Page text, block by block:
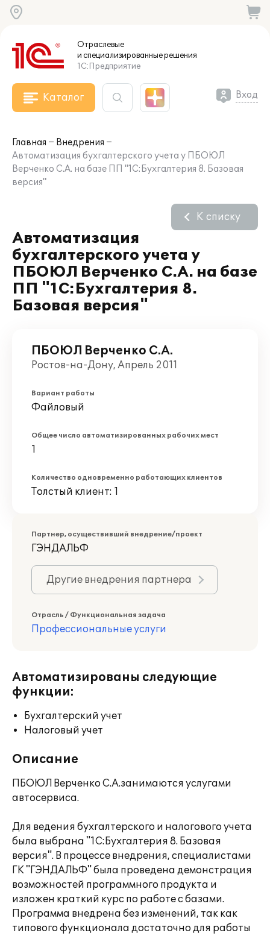
Отраслевые
и специализированныерешения
1С:Предприятие
Каталог Вход
Главная
Внедрения
Автоматизация бухгалтерского учета у ПБОЮЛ
Верченко С.А. на базе ПП "1С:Бухгалтерия 8. Базовая
версия"
Автоматизация
бухгалтерского учета у
ПБОЮЛ Верченко С.А. на базе
ПП "1С:Бухгалтерия 8.
Базовая версия"
К списку
ПБОЮЛ Верченко С.А.
Ростов-на-Дону, Апрель 2011
Вариант работы
Файловый
Общее число автоматизированных рабочих мест
1
Количество одновременно работающих клиентов
Толстый клиент: 1
Партнер, осуществивший внедрение/проект
ГЭНДАЛЬФ
Другие внедрения партнера
Отрасль / Функциональная задача
Профессиональные услуги
Автоматизированы следующие
функции:
Бухгалтерский учет
Налоговый учет
Описание
ПБОЮЛ Верченко С.А.занимаются услугами
автосервиса.
Для ведения бухгалтерского и налогового учета
была выбрана "1С:Бухгалтерия 8. Базовая
версия". В процессе внедрения, специалистами
ГК "ГЭНДАЛЬФ" была проведена демонстрация
возможностей программного продукта и
изложен краткий курс по работе с базами.
Программа внедрена без изменений, так как
типового функционала достаточно для работы